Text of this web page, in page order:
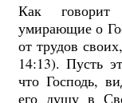
Как говорит
умирающие о
от трудов
14:13). Пусть
что Господь,
его душу в